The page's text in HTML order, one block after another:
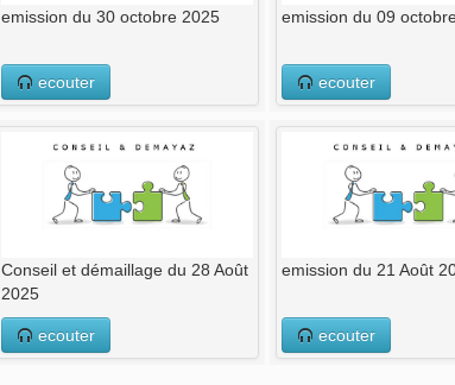
emission du 30 octobre 2025
ecouter
emission du 09
ecouter
Conseil et démaillage du 28 Août
2025
ecouter
emission du 21 Août
ecouter